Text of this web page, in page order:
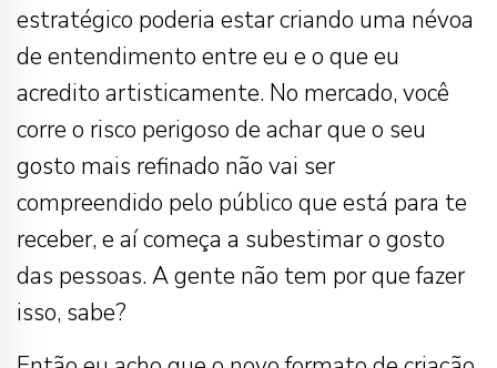
estratégico poderia estar criando uma névoa
de entendimento entre eu e o que eu
acredito artisticamente. No mercado, você
corre o risco perigoso de achar que o seu
gosto mais refinado não vai ser
compreendido pelo público que está para te
receber, e aí começa a subestimar o gosto
das pessoas. A gente não tem por que fazer
isso, sabe?